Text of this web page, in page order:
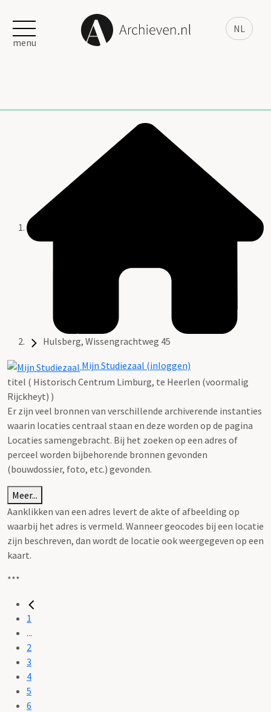
NL
menu
Hulsberg, Wissengrachtweg 45
Mijn Studiezaal (inloggen)
titel ( Historisch Centrum Limburg, te Heerlen (voormalig
Rijckheyt) )
Er zijn veel bronnen van verschillende archiverende instanties
waarin locaties centraal staan en deze worden op de pagina
Locaties samengebracht. Bij het zoeken op een adres of
perceel worden bijbehorende bronnen gevonden
(bouwdossier, foto, etc.) gevonden.
Meer...
Aanklikken van een adres levert de akte of afbeelding op
waarbij het adres is vermeld. Wanneer geocodes bij een locatie
zijn beschreven, dan wordt de locatie ook weergegeven op een
kaart.
***
1
...
2
3
4
5
6